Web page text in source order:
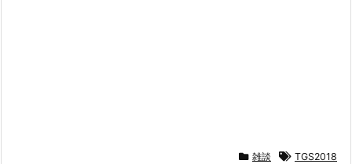
雑談 TGS2018